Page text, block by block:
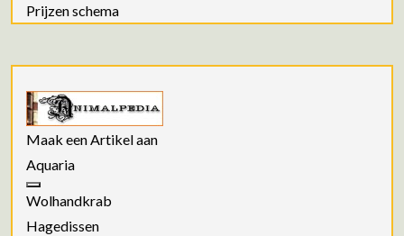
Prijzen schema
Maak een Artikel aan
Aquaria
Wolhandkrab
Hagedissen